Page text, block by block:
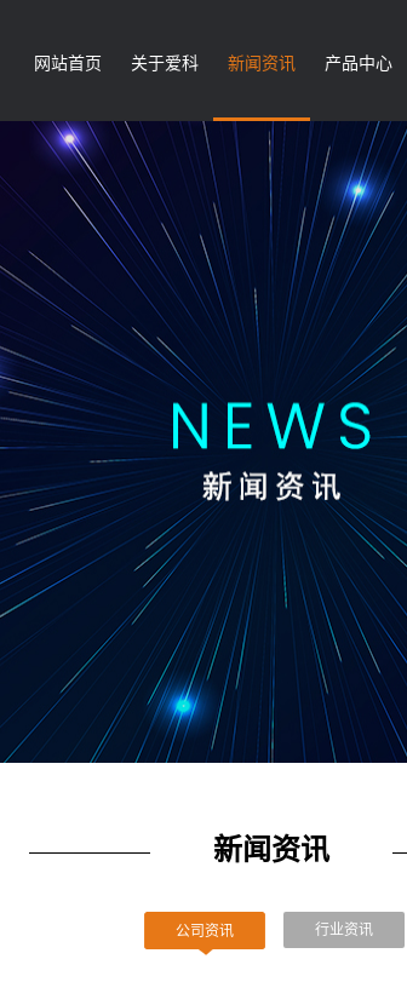
网站首页 关于爱科 新闻资讯 产品中心
新闻资讯
公司资讯 行业资讯